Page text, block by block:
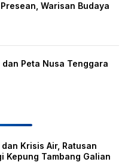
Warisan Budaya
Peta Nusa Tenggara
Krisis Air, Ratusan
Kepung Tambang Galian